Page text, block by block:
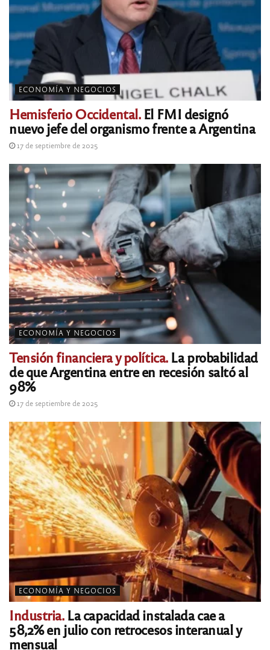
ECONOMÍA Y NEGOCIOS
Hemisferio Occidental.El FMI designó
nuevo jefe del organismo frente a Argentina
17 de septiembre de 2025
ECONOMÍA Y NEGOCIOS
Tensión financiera y política.La probabilidad
de que Argentina entre en recesión saltó al
98%
17 de septiembre de 2025
ECONOMÍA Y NEGOCIOS
Industria.La capacidad instalada cae a
58,2% en julio con retrocesos interanual y
mensual